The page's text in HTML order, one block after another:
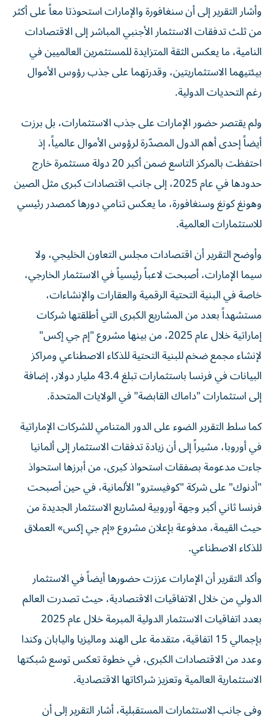
وأشار التقرير إلى أن سنغافورة والإمارات استحوذتا معاً على أكثر
من ثلث تدفقات الاستثمار الأجنبي المباشر إلى الاقتصادات
النامية، ما يعكس الثقة المتزايدة للمستثمرين العالميين في
بيئتيهما الاستثماريتين، وقدرتهما على جذب رؤوس الأموال
رغم التحديات الدولية.
ولم يقتصر حضور الإمارات على جذب الاستثمارات، بل برزت
أيضاً إحدى أهم الدول المصدّرة لرؤوس الأموال عالمياً، إذ
احتفظت بالمركز التاسع ضمن أكبر 20 دولة مستثمرة خارج
حدودها في عام 2025، إلى جانب اقتصادات كبرى مثل الصين
وهونغ كونغ وسنغافورة، ما يعكس تنامي دورها كمصدر رئيسي
للاستثمارات العالمية.
وأوضح التقرير أن اقتصادات مجلس التعاون الخليجي، ولا
سيما الإمارات، أصبحت لاعباً رئيسياً في الاستثمار الخارجي،
خاصة في البنية التحتية الرقمية والعقارات والإنشاءات،
مستشهداً بعدد من المشاريع الكبرى التي أطلقتها شركات
إماراتية خلال عام 2025، من بينها مشروع "إم جي إكس"
لإنشاء مجمع ضخم للبنية التحتية للذكاء الاصطناعي ومراكز
البيانات في فرنسا باستثمارات تبلغ 43.4 مليار دولار، إضافة
إلى استثمارات "داماك القابضة" في الولايات المتحدة.
كما سلط التقرير الضوء على الدور المتنامي للشركات الإماراتية
في أوروبا، مشيراً إلى أن زيادة تدفقات الاستثمار إلى ألمانيا
جاءت مدعومة بصفقات استحواذ كبرى، من أبرزها استحواذ
"أدنوك" على شركة "كوفيسترو" الألمانية، في حين أصبحت
فرنسا ثاني أكبر وجهة أوروبية لمشاريع الاستثمار الجديدة من
حيث القيمة، مدفوعة بإعلان مشروع «إم جي إكس» العملاق
للذكاء الاصطناعي.
وأكد التقرير أن الإمارات عززت حضورها أيضاً في الاستثمار
الدولي من خلال الاتفاقيات الاقتصادية، حيث تصدرت العالم
بعدد اتفاقيات الاستثمار الدولية المبرمة خلال عام 2025
بإجمالي 15 اتفاقية، متقدمة على الهند وماليزيا واليابان وكندا
وعدد من الاقتصادات الكبرى، في خطوة تعكس توسع شبكتها
الاستثمارية العالمية وتعزيز شراكاتها الاقتصادية.
وفي جانب الاستثمارات المستقبلية، أشار التقرير إلى أن